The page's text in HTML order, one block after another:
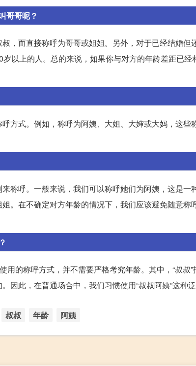
哥哥呢？
，而直接称呼为哥哥或姐姐。另外，对于已经结婚但
以上的人。总的来说，如果你与对方的年龄差距已经
方式。例如，称呼为阿姨、大姐、大婶或大妈，这些
称呼。一般来说，我们可以称呼她们为阿姨，这是一
。在不确定对方年龄的情况下，我们应该避免随意称
用的称呼方式，并不需要严格考究年龄。其中，“叔叔
此，在普通场合中，我们习惯使用“叔叔阿姨”这种泛
叔叔 年龄 阿姨